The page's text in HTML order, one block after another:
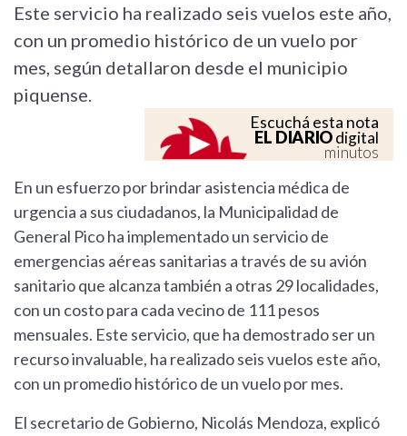
Este servicio ha realizado seis vuelos este año,
con un promedio histórico de un vuelo por
mes, según detallaron desde el municipio
piquense.
Escuchá esta nota
EL DIARIOdigital
minutos
En un esfuerzo por brindar asistencia médica de
urgencia a sus ciudadanos, la Municipalidad de
General Pico ha implementado un servicio de
emergencias aéreas sanitarias a través de su avión
sanitario que alcanza también a otras 29 localidades,
con un costo para cada vecino de 111 pesos
mensuales. Este servicio, que ha demostrado ser un
recurso invaluable, ha realizado seis vuelos este año,
con un promedio histórico de un vuelo por mes.
El secretario de Gobierno, Nicolás Mendoza, explicó